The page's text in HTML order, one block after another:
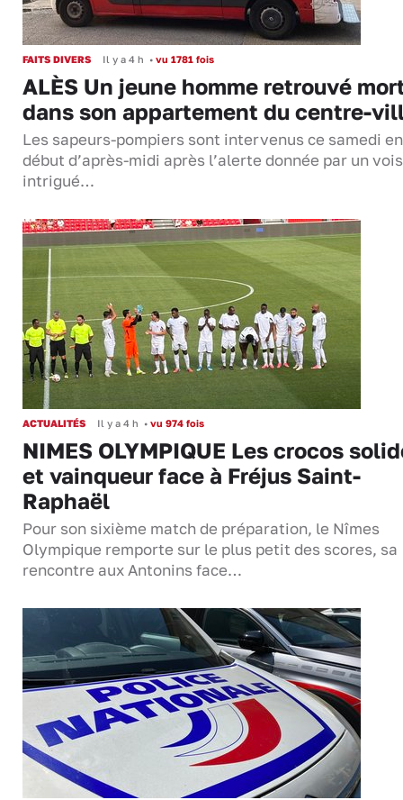
FAITS DIVERS Il y a 4 h • vu 1781 fois
ALÈS Un jeune homme retrouvé
dans son appartement du centre-
Les sapeurs-pompiers sont intervenus ce samedi en
début d’après-midi après l’alerte donnée par un
intrigué…
ACTUALITÉS Il y a 4 h • vu 974 fois
NIMES OLYMPIQUE Les crocos
et vainqueur face à Fréjus Saint-
Raphaël
Pour son sixième match de préparation, le Nîmes
Olympique remporte sur le plus petit des scores, sa
rencontre aux Antonins face…